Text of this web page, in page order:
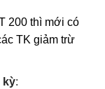
200 thì mới có
TK giảm trừ
kỳ: